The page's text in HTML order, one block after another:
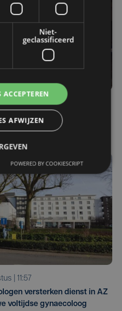
| 09:32
in woning in Sint-
| 11:57
versterken dienst in AZ
voltijdse gynaecoloog
Niet-
geclassificeerd
ACCEPTEREN
AFWIJZEN
POWERED BY COOKIESCRIPT